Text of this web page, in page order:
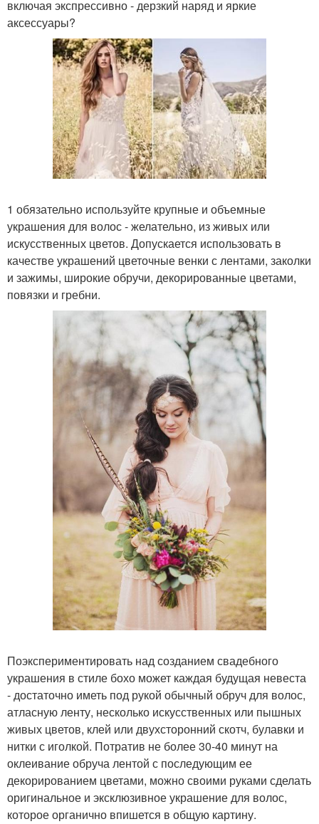
включая экспрессивно - дерзкий наряд и яркие
аксессуары?
1 обязательно используйте крупные и объемные
украшения для волос - желательно, из живых или
искусственных цветов. Допускается использовать в
качестве украшений цветочные венки с лентами, заколки
и зажимы, широкие обручи, декорированные цветами,
повязки и гребни.
Поэкспериментировать над созданием свадебного
украшения в стиле бохо может каждая будущая невеста
- достаточно иметь под рукой обычный обруч для волос,
атласную ленту, несколько искусственных или пышных
живых цветов, клей или двухсторонний скотч, булавки и
нитки с иголкой. Потратив не более 30-40 минут на
оклеивание обруча лентой с последующим ее
декорированием цветами, можно своими руками сделать
оригинальное и эксклюзивное украшение для волос,
которое органично впишется в общую картину.